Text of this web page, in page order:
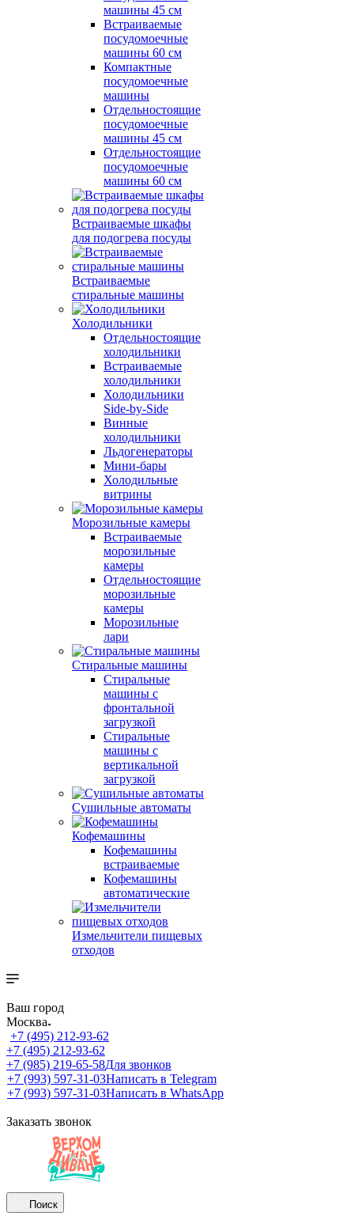
машины 45 см
Встраиваемые
посудомоечные
машины 60 см
Компактные
посудомоечные
машины
Отдельностоящие
посудомоечные
машины 45 см
Отдельностоящие
посудомоечные
машины 60 см
Встраиваемые шкафы
для подогрева посуды
Встраиваемые
стиральные машины
Холодильники
Отдельностоящие
холодильники
Встраиваемые
холодильники
Холодильники
Side-by-Side
Винные
холодильники
Льдогенераторы
Мини-бары
Холодильные
витрины
Морозильные камеры
Встраиваемые
морозильные
камеры
Отдельностоящие
морозильные
камеры
Морозильные
лари
Стиральные машины
Стиральные
машины с
фронтальной
загрузкой
Стиральные
машины с
вертикальной
загрузкой
Сушильные автоматы
Кофемашины
Кофемашины
встраиваемые
Кофемашины
автоматические
Измельчители пищевых
отходов
Ваш город
Москва
+7 (495) 212-93-62
+7 (495) 212-93-62
+7 (985) 219-65-58Для звонков
+7 (993) 597-31-03Написать в Telegram
+7 (993) 597-31-03Написать в WhatsApp
Заказать звонок
Поиск